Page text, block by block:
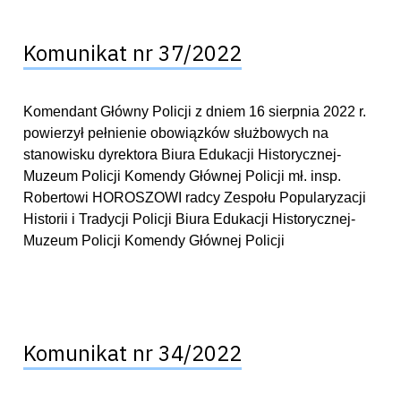
Komunikat nr 37/2022
Komendant Główny Policji z dniem 16 sierpnia 2022 r.
powierzył pełnienie obowiązków służbowych na
stanowisku dyrektora Biura Edukacji Historycznej-
Muzeum Policji Komendy Głównej Policji mł. insp.
Robertowi HOROSZOWI radcy Zespołu Popularyzacji
Historii i Tradycji Policji Biura Edukacji Historycznej-
Muzeum Policji Komendy Głównej Policji
Komunikat nr 34/2022